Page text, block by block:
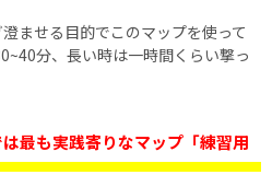
ませる目的でこのマップを使って
分、長い時は一時間くらい撃っ
最も実践寄りなマップ「練習用